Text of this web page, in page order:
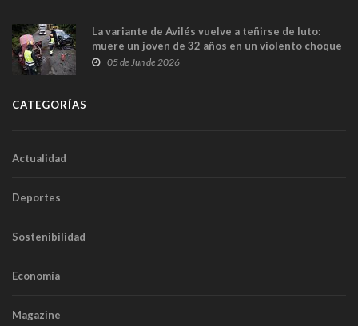
La variante de Avilés vuelve a teñirse de luto:
muere un joven de 32 años en un violento choque
frontal
05 de Jun de 2026
CATEGORÍAS
Actualidad
Deportes
Sostenibilidad
Economía
Magazine